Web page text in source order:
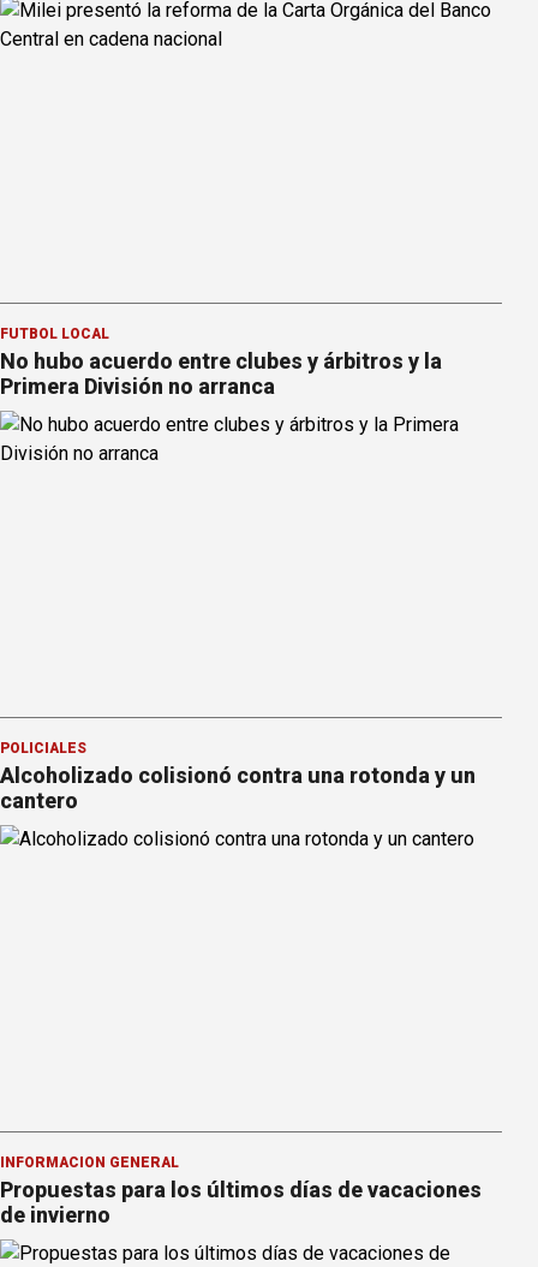
FÚTBOL LOCAL
No hubo acuerdo entre clubes y árbitros y la
Primera División no arranca
POLICIALES
Alcoholizado colisionó contra una rotonda y un
cantero
INFORMACION GENERAL
Propuestas para los últimos días de vacaciones
de invierno